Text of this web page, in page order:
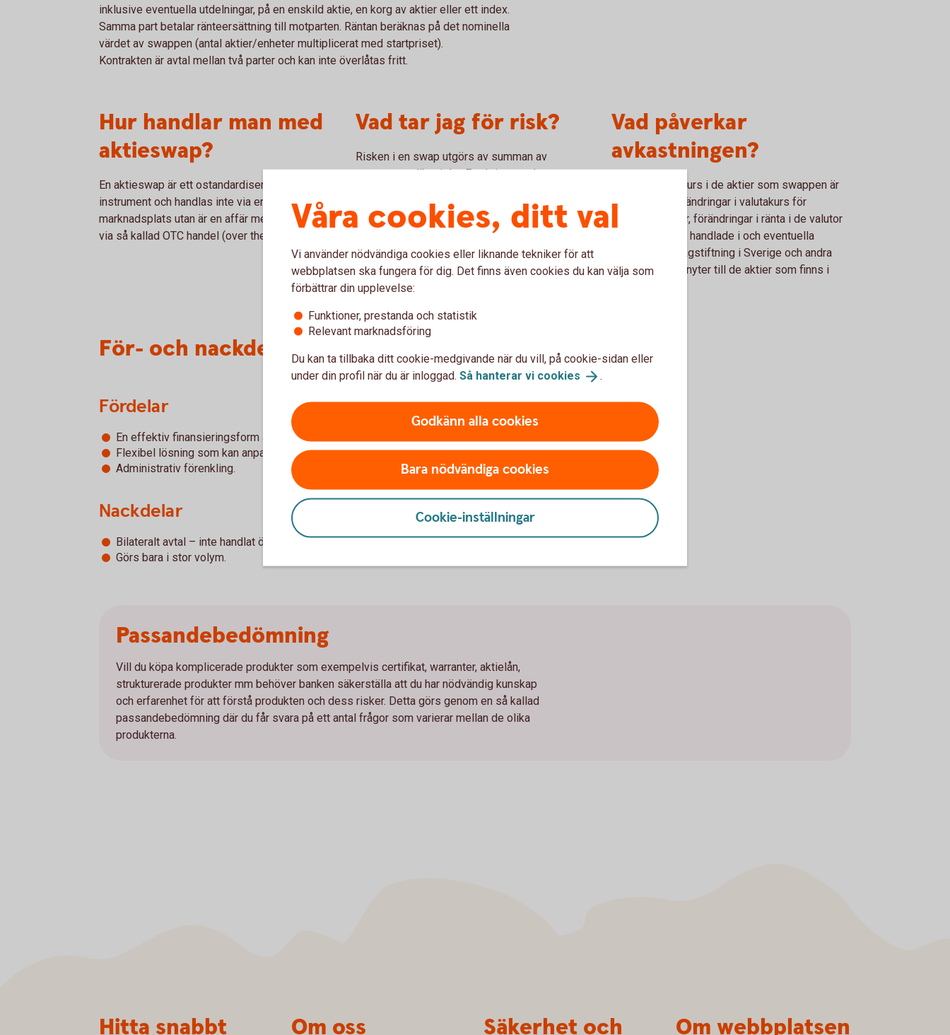
inklusive eventuella utdelningar, på en enskild aktie, en korg av aktier eller ett index.
Samma part betalar ränteersättning till motparten. Räntan beräknas på det nominella
värdet av swappen (antal aktier/enheter multiplicerat med startpriset).
Kontrakten är avtal mellan två parter och kan inte överlåtas fritt.
Hur handlar man med
aktieswap?
En aktieswap är ett ostandardiserat finansiellt
instrument och handlas inte via en
marknadsplats utan är en affär mellan två parter
via så kallad OTC handel (over the counter).
Vad tar jag för risk?
Risken i en swap utgörs av summan av
swappens olika delar. En aktieswap har samma
100 procent. En köpare av en aktieswap (den
som erhåller avkastningen på underliggande
nominella belopp. För en säljare av en swap kan
risken vara obegränsad.
Vad påverkar
avkastningen?
Förändringar i kurs i de aktier som swappen är
baserad på, förändringar i valutakurs för
utländska aktier, förändringar i ränta i de valutor
som aktierna är handlade i och eventuella
förändringar i lagstiftning i Sverige och andra
länder som anknyter till de aktier som finns i
För- och nackdelar med aktieswap
Fördelar
En effektiv finansieringsform av aktie innehav.
Flexibel lösning som kan anpassas till kundens behov.
Administrativ förenkling.
Nackdelar
Bilateralt avtal – inte handlat över börs.
Görs bara i stor volym.
Passandebedömning
Vill du köpa komplicerade produkter som exempelvis certifikat, warranter, aktielån,
strukturerade produkter mm behöver banken säkerställa att du har nödvändig kunskap
och erfarenhet för att förstå produkten och dess risker. Detta görs genom en så kallad
passandebedömning där du får svara på ett antal frågor som varierar mellan de olika
produkterna.
Våra cookies, ditt val
Vi använder nödvändiga cookies eller liknande tekniker för att
webbplatsen ska fungera för dig. Det finns även cookies du kan välja som
förbättrar din upplevelse:
Funktioner, prestanda och statistik
Relevant marknadsföring
Du kan ta tillbaka ditt cookie-medgivande när du vill, på cookie-sidan eller
under din profil när du är inloggad. Så hanterar vi cookies .
Godkänn alla cookies
Bara nödvändiga cookies
Cookie-inställningar
Hitta snabbt Om oss Säkerhet och Om webbplatsen